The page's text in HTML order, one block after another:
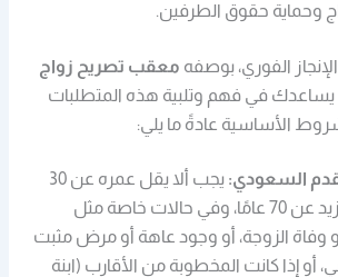
وحماية حقوق الطرفين.
الفوري، بوصفه معقب تصريح زواج
يساعدك في فهم وتلبية هذه المتطلبات
الأساسية عادةً ما يلي:
السعودي:
يجب ألا يقل عمره عن 30
عامًا ولا يزيد عن 70 عامًا، وفي حالات خاصة مثل
وفاة الزوجة، أو وجود عاهة أو مرض مثبت
أو إذا كانت المخطوبة من الأقارب (ابنة